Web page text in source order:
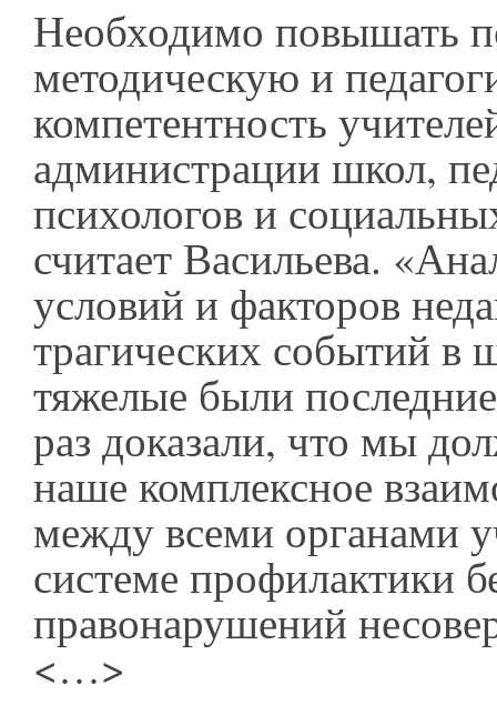
Необходимо повышать
методическую и
компетентность
администрации школ,
психологов и
считает Васильева.
условий и факторов
трагических событий в
тяжелые были
раз доказали, что мы
наше комплексное
между всеми органами
системе профилактики
правонарушений
<…>